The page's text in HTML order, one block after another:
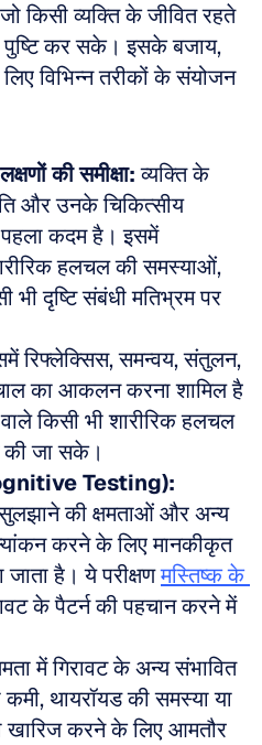
किसी व्यक्ति के जीवित रहते
कर सके। इसके बजाय,
विभिन्न तरीकों के संयोजन
की समीक्षा: व्यक्ति के
और उनके चिकित्सीय
पहला कदम है। इसमें
हलचल की समस्याओं,
भी दृष्टि संबंधी मतिभ्रम पर
रिफ्लेक्सिस, समन्वय, संतुलन,
का आकलन करना शामिल है
किसी भी शारीरिक हलचल
की जा सके।
Testing):
सुलझाने की क्षमताओं और अन्य
करने के लिए मानकीकृत
जाता है। ये परीक्षण मस्तिष्क के
के पैटर्न की पहचान करने में
में गिरावट के अन्य संभावित
थायरॉयड की समस्या या
करने के लिए आमतौर